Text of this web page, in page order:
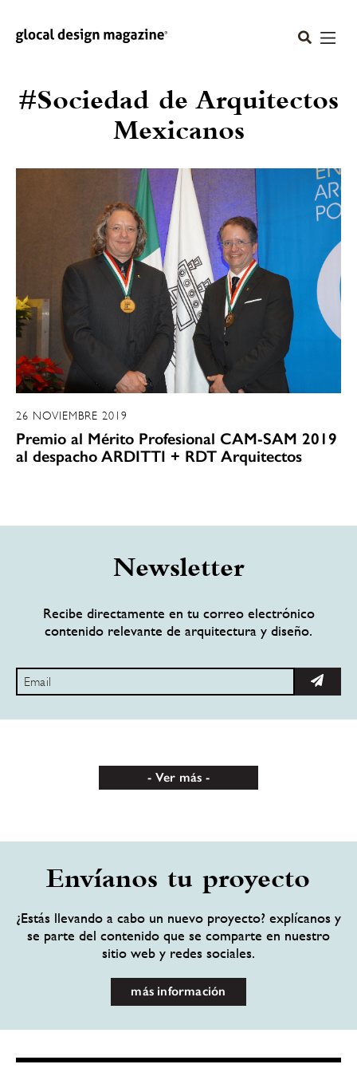
#Sociedad de Arquitectos
Mexicanos
26 NOVIEMBRE 2019
Premio al Mérito Profesional CAM-SAM 2019
al despacho ARDITTI + RDT Arquitectos
Newsletter
Recibe directamente en tu correo electrónico
contenido relevante de arquitectura y diseño.
Ver más
Envíanos tu proyecto
¿Estás llevando a cabo un nuevo proyecto? explícanos y
se parte del contenido que se comparte en nuestro
sitio web y redes sociales.
más información